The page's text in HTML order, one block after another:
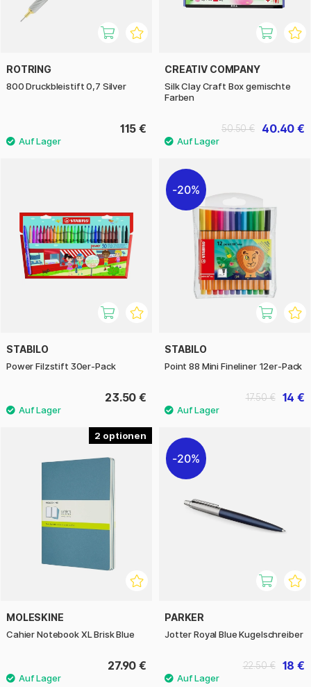
ROTRING
800 Druckbleistift 0,7 Silver
115 €
CREATIV COMPANY
Silk Clay Craft Box gemischte
Farben
40.40 €
50.50 €
STABILO
Power Filzstift 30er-Pack
23.50 €
20%
STABILO
Point 88 Mini Fineliner 12er-Pack
14 €
17.50 €
2
MOLESKINE
Cahier Notebook XL Brisk Blue
27.90 €
20%
PARKER
Jotter Royal Blue Kugelschreiber
18 €
22.50 €